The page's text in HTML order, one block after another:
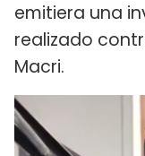
emitiera una
realizado
Macri.